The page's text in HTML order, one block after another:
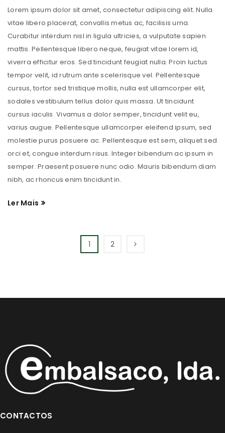
Lorem ipsum dolor sit amet, consectetur adipiscing elit. Nulla
vitae libero placerat, convallis metus ac, facilisis urna.
Curabitur interdum nisl in ligula ultricies, a vulputate sapien
mattis. Pellentesque libero neque, feugiat vitae lorem id,
viverra efficitur eros. Sed tincidunt feugiat nulla. Proin luctus
tempor velit, id rutrum ante scelerisque vel. Pellentesque
cursus, tortor sed tristique mollis, nulla est ullamcorper elit,
sodales vestibulum tellus dolor quis massa. Ut tincidunt
cursus iaculis. Vivamus a dolor semper, tincidunt velit eu,
varius augue. Pellentesque ullamcorper eleifend ipsum, sed
molestie purus posuere ac. Pellentesque est sem, aliquet sed
orci et, congue interdum risus. Integer bibendum ac ipsum in
semper. Praesent posuere nunc odio. Mauris bibendum diam
nibh, ac rhoncus enim tincidunt in.
Ler Mais
1 2
CONTACTOS